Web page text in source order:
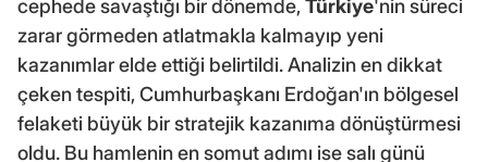
cephede savaştığı bir dönemde,Türkiye'nin süreci
zarar görmeden atlatmakla kalmayıp yeni
kazanımlar elde ettiği belirtildi. Analizin en dikkat
çeken tespiti, Cumhurbaşkanı Erdoğan'ın bölgesel
felaketi büyük bir stratejik kazanıma dönüştürmesi
oldu. Bu hamlenin en somut adımı ise salı günü